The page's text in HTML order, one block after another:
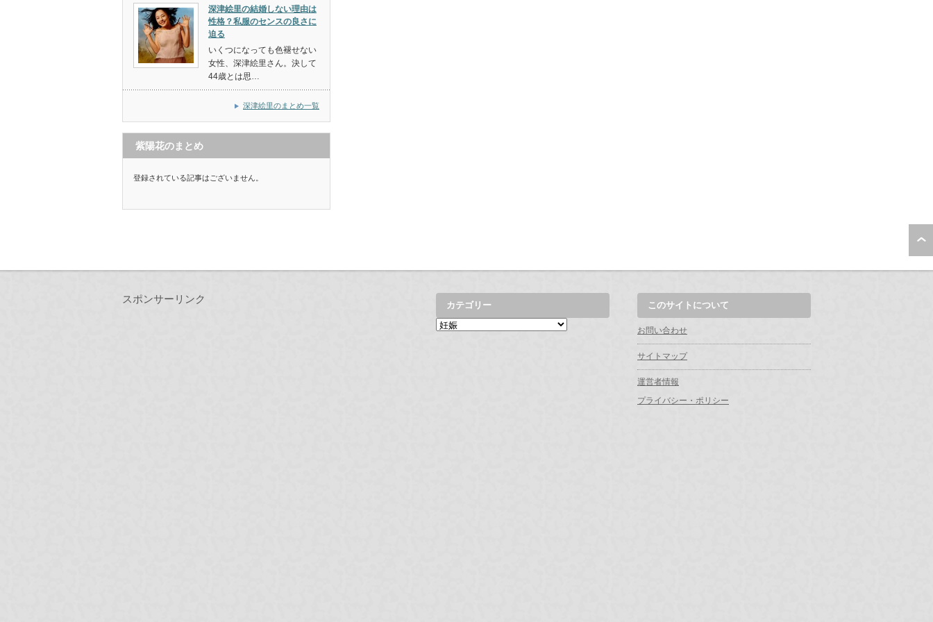
深津絵里の結婚しない理由は
性格？私服のセンスの良さに
迫る
いくつになっても色褪せない
女性、深津絵里さん。決して
44歳とは思…
深津絵里のまとめ一覧
紫陽花のまとめ
登録されている記事はございません。
スポンサーリンク
カテゴリー
カ
テ
このサイトについて
お問い合わせ
サイトマップ
運営者情報
プライバシー・ポリシー